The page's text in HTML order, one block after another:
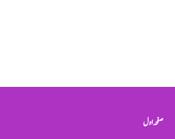
صفحہ اول